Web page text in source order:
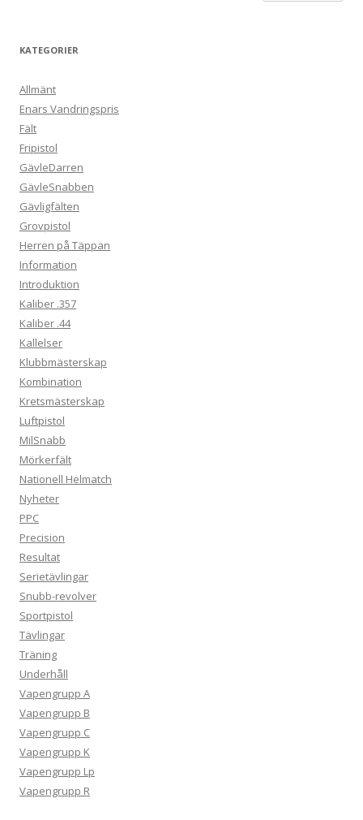
KATEGORIER
Allmänt
Enars Vandringspris
Fält
Fripistol
GävleDarren
GävleSnabben
Gävligfälten
Grovpistol
Herren på Täppan
Information
Introduktion
Kaliber .357
Kaliber .44
Kallelser
Klubbmästerskap
Kombination
Kretsmästerskap
Luftpistol
MilSnabb
Mörkerfält
Nationell Helmatch
Nyheter
PPC
Precision
Resultat
Serietävlingar
Snubb-revolver
Sportpistol
Tävlingar
Träning
Underhåll
Vapengrupp A
Vapengrupp B
Vapengrupp C
Vapengrupp K
Vapengrupp Lp
Vapengrupp R